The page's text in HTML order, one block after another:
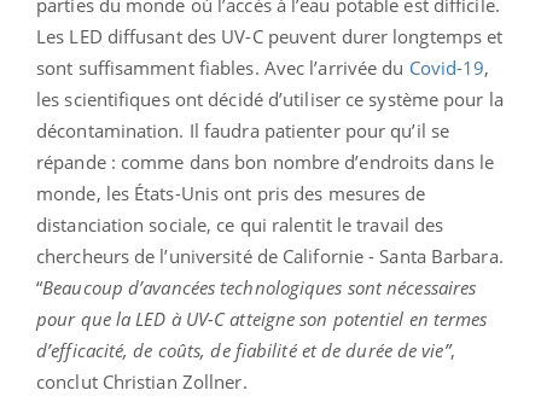
parties du monde où l’accès à l’eau potable est difficile.
Les LED diffusant des UV-C peuvent durer longtemps et
sont suffisamment fiables. Avec l’arrivée du Covid-19,
les scientifiques ont décidé d’utiliser ce système pour la
décontamination. Il faudra patienter pour qu’il se
répande : comme dans bon nombre d’endroits dans le
monde, les États-Unis ont pris des mesures de
distanciation sociale, ce qui ralentit le travail des
chercheurs de l’université de Californie - Santa Barbara.
“Beaucoup d’avancées technologiques sont nécessaires
pour que la LED à UV-C atteigne son potentiel en termes
d’efficacité, de coûts, de fiabilité et de durée de vie”,
conclut Christian Zollner.